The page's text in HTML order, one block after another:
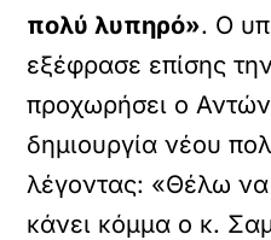
πολύ λυπηρό». Ο
εξέφρασε επίσης
προχωρήσει ο
δημιουργία νέου
λέγοντας: «Θέλω να
κάνει κόμμα ο κ.